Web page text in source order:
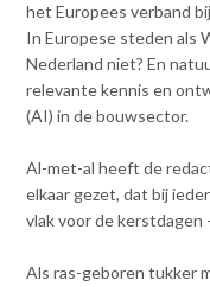
het Europees verband
In Europese steden als
Nederland niet? En
relevante kennis en
(AI) in de bouwsector.
Al-met-al heeft de
elkaar gezet, dat bij
vlak voor de
Als ras-geboren tukker